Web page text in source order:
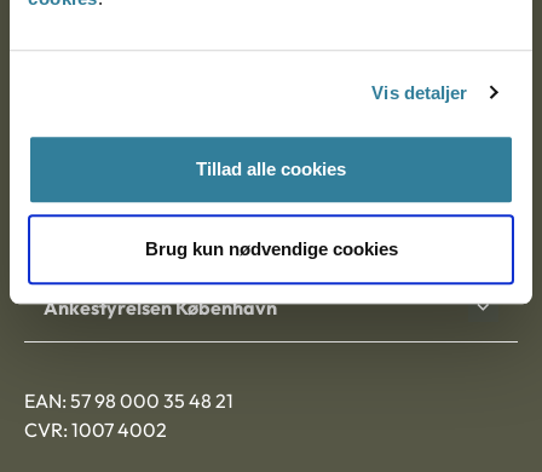
Vis detaljer
Tillad alle cookies
Brug kun nødvendige cookies
Ankestyrelsen
9000 Aalborg
Ankestyrelsen Aalborg
Ankestyrelsen København
EAN: 57 98 000 35 48 21
CVR: 1007 4002